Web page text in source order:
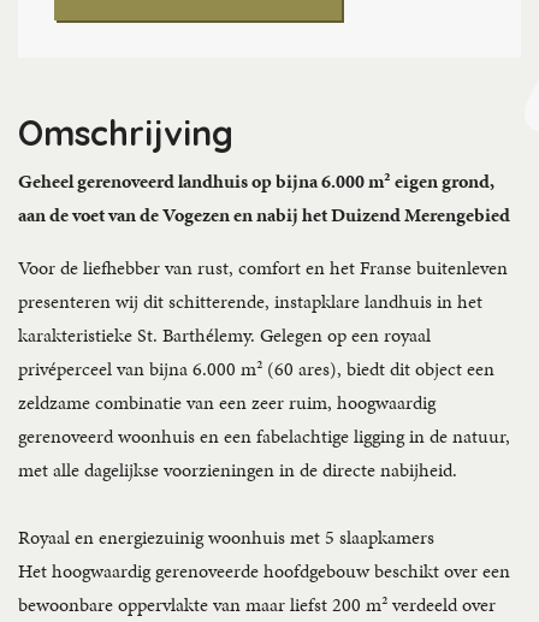
Omschrijving
Geheel gerenoveerd landhuis op bijna 6.000 m² eigen grond,
aan de voet van de Vogezen en nabij het Duizend Merengebied
Voor de liefhebber van rust, comfort en het Franse buitenleven
presenteren wij dit schitterende, instapklare landhuis in het
karakteristieke St. Barthélemy. Gelegen op een royaal
privéperceel van bijna 6.000 m² (60 ares), biedt dit object een
zeldzame combinatie van een zeer ruim, hoogwaardig
gerenoveerd woonhuis en een fabelachtige ligging in de natuur,
met alle dagelijkse voorzieningen in de directe nabijheid.
Royaal en energiezuinig woonhuis met 5 slaapkamers
Het hoogwaardig gerenoveerde hoofdgebouw beschikt over een
bewoonbare oppervlakte van maar liefst 200 m² verdeeld over